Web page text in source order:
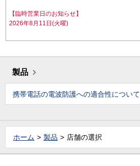
【臨時営業日のお知らせ】
2026年8月11日(火曜)
製品
携帯電話の電波防護への適合性について
ホーム 製品 店舗の選択